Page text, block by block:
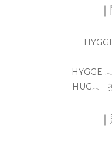
HYGGE
HUG𓂃 擁